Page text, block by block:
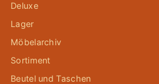
Deluxe
Lager
Möbelarchiv
Sortiment
Beutel und Taschen